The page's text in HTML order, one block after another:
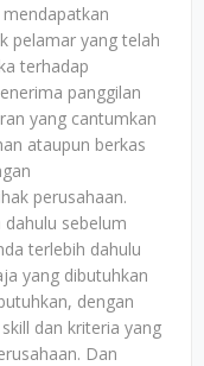
pelamar yang telah
terhadap
panggilan
yang cantumkan
ataupun berkas
perusahaan.
sebelum
terlebih dahulu
yang dibutuhkan
dengan
dan kriteria yang
Dan